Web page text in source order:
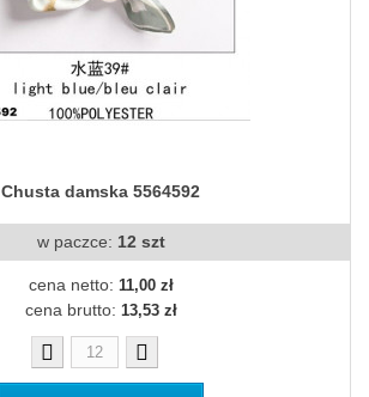
Chusta damska 5564592
w paczce: 12 szt
cena netto: 11,00 zł
cena brutto: 13,53 zł